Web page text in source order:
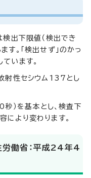
検出下限値（検出でき
す。「検出せず」のかっ
います。
射性セシウム137とし
）を基本とし、検査下
により変わります。
労働省：平成24年4